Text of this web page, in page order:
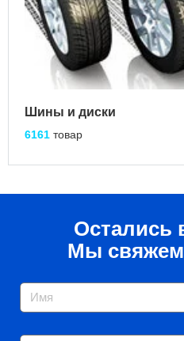
Шины и диски
6161 товар
Остались
Мы